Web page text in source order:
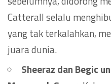
Catterall selalu
yang tak terkalahkan,
juara dunia.
Sheeraz dan Begic